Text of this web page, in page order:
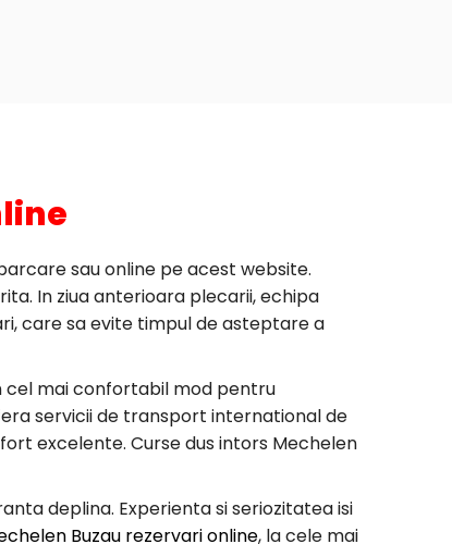
sau online pe acest website.
In ziua anterioara plecarii, echipa
care sa evite timpul de asteptare a
cel mai confortabil mod pentru
servicii de transport international de
excelente. Curse dus intors Mechelen
deplina. Experienta si seriozitatea isi
Buzau rezervari online, la cele mai